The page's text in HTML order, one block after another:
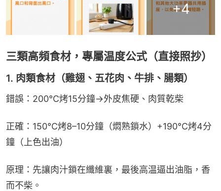
+4
三類高頻食材，專屬温度公式（直接照抄）
1. 肉類食材（雞翅、五花肉、牛排、腸類）
錯誤：200℃烤15分鐘→外皮焦硬、肉質乾柴
正確：150℃烤8–10分鐘（燜熟鎖水）+190℃烤4分
鐘（上色出油）
原理：先讓肉汁鎖在纖維裏，最後高温逼出油脂，香
而不柴。